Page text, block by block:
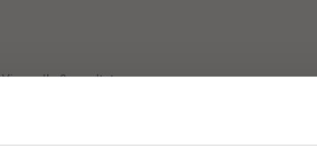
Visar alla 2 resultat